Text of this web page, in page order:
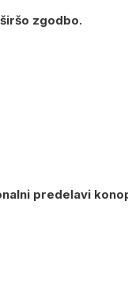
zgodbo.
predelavi